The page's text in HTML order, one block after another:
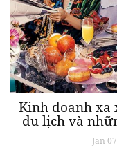
Kinh doanh xa
du lịch và
Jan